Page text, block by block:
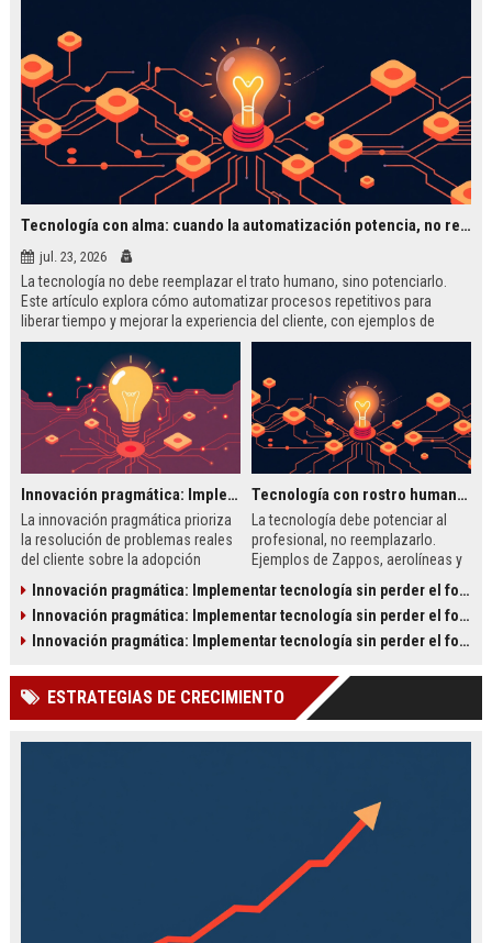
Tecnología con alma: cuando la automatización potencia, no reemplaza, la conexión humana
jul. 23, 2026
La tecnología no debe reemplazar el trato humano, sino potenciarlo.
Este artículo explora cómo automatizar procesos repetitivos para
liberar tiempo y mejorar la experiencia del cliente, con ejemplos de
Zappos, Starbucks y PYMES.
Innovación pragmática: Implementar tecnología sin perder el foco en el cliente
La innovación pragmática prioriza
la resolución de problemas reales
del cliente sobre la adopción
cómo implementar tecnología con
foco en el cliente, con ejemplos de
Tesla, Zappos y PYMES.
Tecnología con rostro humano: cuando el servicio digital necesita empatía
La tecnología debe potenciar al
profesional, no reemplazarlo.
Ejemplos de Zappos, aerolíneas y
entre automatización y empatía
humana es clave para la
fidelización.
Innovación pragmática: Implementar tecnología sin perder el foco en el cliente
Innovación pragmática: Implementar tecnología sin perder el foco en el cliente
Innovación pragmática: Implementar tecnología sin perder el foco en el cliente
ESTRATEGIAS DE CRECIMIENTO